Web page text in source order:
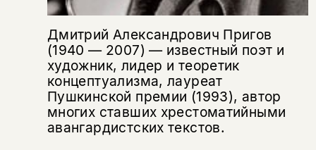
Дмитрий Александрович Пригов
(1940 — 2007) — известный поэт и
художник, лидер и теоретик
концептуализма, лауреат
Пушкинской премии (1993), автор
многих ставших хрестоматийными
авангардистских текстов.